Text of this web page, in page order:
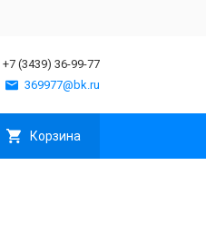
(3439) 36-99-77
369977@bk.ru
Корзина